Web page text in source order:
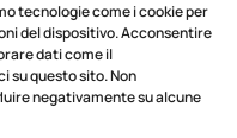
tecnologie come i cookie per
del dispositivo. Acconsentire
dati come il
su questo sito. Non
negativamente su alcune